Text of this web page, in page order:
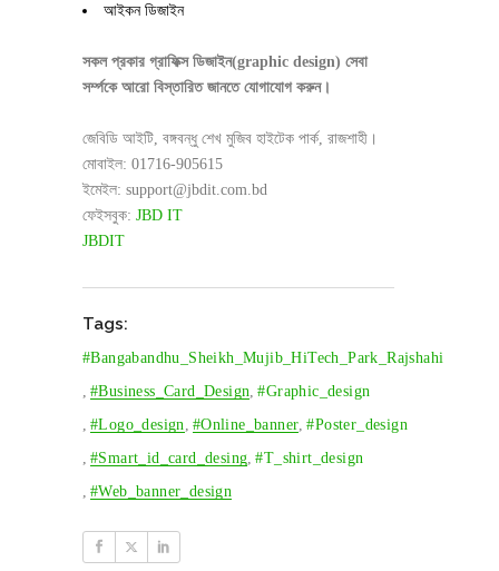
আইকন ডিজাইন
সকল প্রকার গ্রাফিক্স ডিজাইন(graphic design) সেবা
সর্ম্পকে আরো বিস্তারিত জানতে যোগাযোগ করুন।
জেবিডি আইটি, বঙ্গবন্ধু শেখ মুজিব হাইটেক পার্ক, রাজশাহী।
মোবাইল: 01716-905615
ইমেইল: support@jbdit.com.bd
ফেইসবুক: JBD IT
JBDIT
Tags:
#bangabandhu_Sheikh_Mujib_HiTech_Park_Rajshahi
#Business_Card_Design #graphic_design
#logo_design #online_banner #poster_design
#smart_id_card_desing #t_shirt_design
#web_banner_design